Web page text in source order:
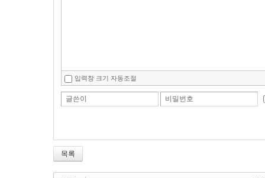
입력창 크기 자동조절
글쓴이 비밀번호
목록